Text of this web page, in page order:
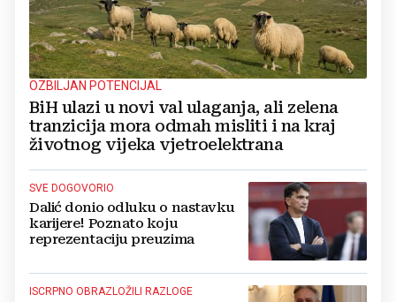
OZBILJAN POTENCIJAL
BiH ulazi u novi val ulaganja, ali zelena
tranzicija mora odmah misliti i na kraj
životnog vijeka vjetroelektrana
SVE DOGOVORIO
Dalić donio odluku o nastavku
karijere! Poznato koju
reprezentaciju preuzima
ISCRPNO OBRAZLOŽILI RAZLOGE